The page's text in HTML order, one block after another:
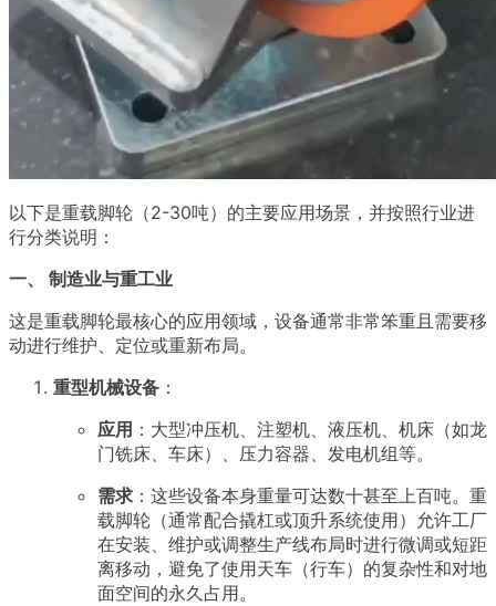
以下是重载脚轮（2-30吨）的主要应用场景，并按照行业进
行分类说明：
一、 制造业与重工业
这是重载脚轮最核心的应用领域，设备通常非常笨重且需要移
动进行维护、定位或重新布局。
重型机械设备 ：
应用 ：大型冲压机、注塑机、液压机、机床（如龙
门铣床、车床）、压力容器、发电机组等。
需求 ：这些设备本身重量可达数十甚至上百吨。重
载脚轮（通常配合撬杠或顶升系统使用）允许工厂
在安装、维护或调整生产线布局时进行微调或短距
离移动，避免了使用天车（行车）的复杂性和对地
面空间的永久占用。